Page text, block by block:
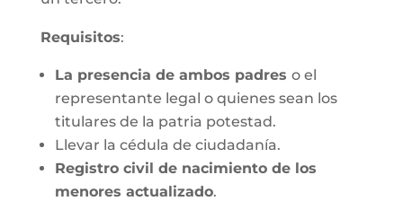
Requisitos:
La presencia de ambos padres o el
representante legal o quienes sean los
titulares de la patria potestad.
Llevar la cédula de ciudadanía.
Registro civil de nacimiento de los
menores actualizado.